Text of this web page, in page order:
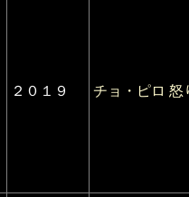
２０１９ チョ・ピロ 怒